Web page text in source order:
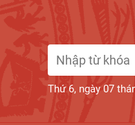
Thứ 6, ngày 07